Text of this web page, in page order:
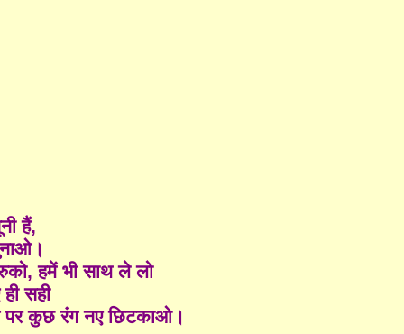
हैं,
हमें भी साथ ले लो
सही
कुछ रंग नए छिटकाओ।